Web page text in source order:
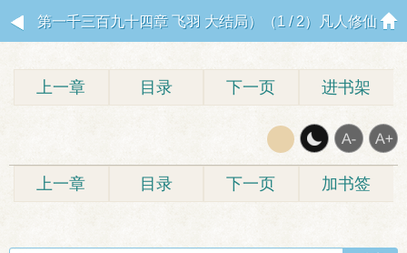
第一千三百九十四章 飞羽 大结局）（1 / 2）凡人修仙
上一章 目录 下一页 进书架
上一章 目录 下一页 加书签